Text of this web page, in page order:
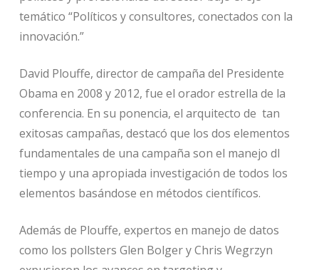
temático “Políticos y consultores, conectados con la
innovación.”
David Plouffe, director de campaña del Presidente
Obama en 2008 y 2012, fue el orador estrella de la
conferencia. En su ponencia, el arquitecto de tan
exitosas campañas, destacó que los dos elementos
fundamentales de una campaña son el manejo dl
tiempo y una apropiada investigación de todos los
elementos basándose en métodos científicos.
Además de Plouffe, expertos en manejo de datos
como los pollsters Glen Bolger y Chris Wegrzyn